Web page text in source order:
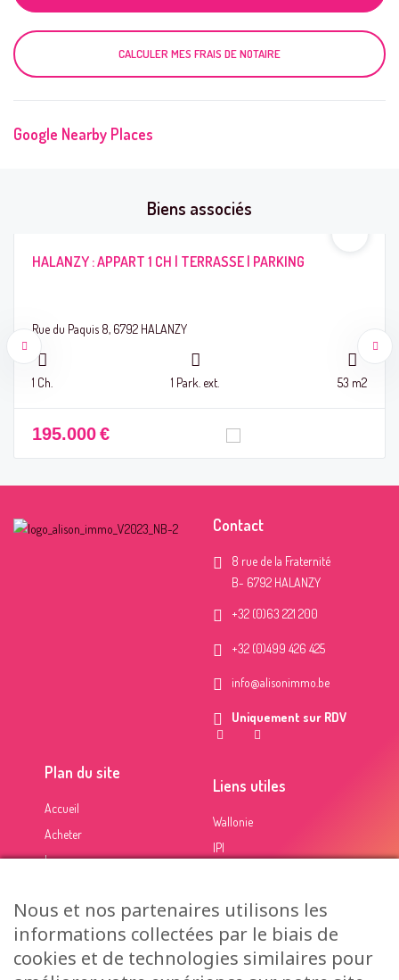
CALCULER MES FRAIS DE NOTAIRE
Google Nearby Places
Biens associés
HALANZY : APPART 1 CH | TERRASSE | PARKING
Rue du Paquis 8, 6792 HALANZY
1 Ch. 1 Park. ext. 53 m2
195.000€
Contact
8 rue de la Fraternité
B- 6792 HALANZY
+32 (0)63 221 200
+32 (0)499 426 425
info@alisonimmo.be
Uniquement sur RDV
Plan du site
Accueil
Acheter
Louer
A propos
Contact
Liens utiles
Wallonie
IPI
Nous et nos partenaires utilisons les
informations collectées par le biais de
cookies et de technologies similaires pour